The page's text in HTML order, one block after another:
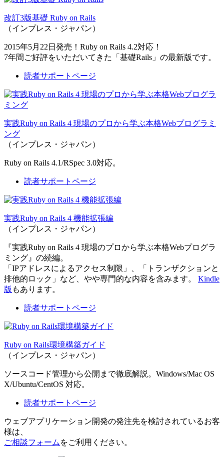
改訂3版基礎 Ruby on Rails
（インプレス・ジャパン）
2015年5月22日発売！Ruby on Rails 4.2対応！
7年間ご好評をいただいてきた「基礎Rails」の最新版です。
読者サポートページ
実践Ruby on Rails 4 現場のプロから学ぶ本格Webプログラミ
ング
（インプレス・ジャパン）
Ruby on Rails 4.1/RSpec 3.0対応。
読者サポートページ
実践Ruby on Rails 4 機能拡張編
（インプレス・ジャパン）
『実践Ruby on Rails 4 現場のプロから学ぶ本格Webプログラ
ミング』の続編。
「IPアドレスによるアクセス制限」、「トランザクションと
排他的ロック」など、やや専門的な内容を含みます。 Kindle
版 もあります。
読者サポートページ
Ruby on Rails環境構築ガイド
（インプレス・ジャパン）
ソースコード管理から公開まで徹底解説。Windows/Mac OS
X/Ubuntu/CentOS 対応。
読者サポートページ
ウェブアプリケーション開発の発注先を検討されているお客
様は、
ご相談フォーム をご利用ください。